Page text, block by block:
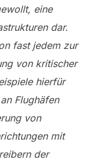
eine
dar.
fast jedem zur
von kritischer
hierfür
Flughäfen
von
mit
der